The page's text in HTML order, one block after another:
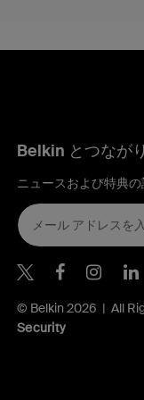
Belkin とつなが
ニュースおよび特典
Belkin
Belkin
© Belkin 2026 | All
Security